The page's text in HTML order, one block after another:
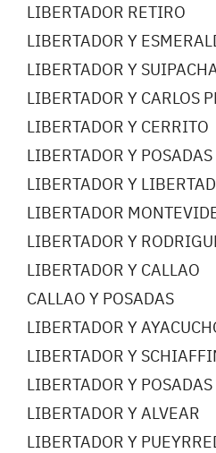
LIBERTADOR RETIRO
LIBERTADOR Y
LIBERTADOR Y
LIBERTADOR Y CARLOS
LIBERTADOR Y CERRITO
LIBERTADOR Y POSADAS
LIBERTADOR Y LIBERTAD
LIBERTADOR
LIBERTADOR Y
LIBERTADOR Y CALLAO
CALLAO Y POSADAS
LIBERTADOR Y
LIBERTADOR Y
LIBERTADOR Y POSADAS
LIBERTADOR Y ALVEAR
LIBERTADOR Y